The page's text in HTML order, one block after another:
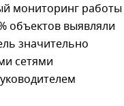
мониторинг работы
объектов выявляли
значительно
сетями